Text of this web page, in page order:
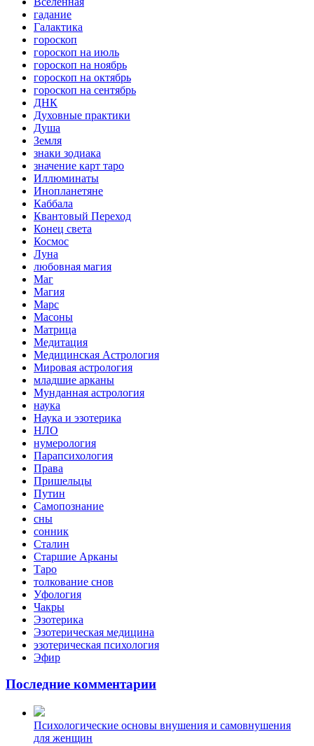
гадание
Галактика
гороскоп
гороскоп на июль
гороскоп на ноябрь
гороскоп на октябрь
гороскоп на сентябрь
ДНК
Духовные практики
Душа
Земля
знаки зодиака
значение карт таро
Иллюминаты
Инопланетяне
Каббала
Квантовый Переход
Конец света
Космос
Луна
любовная магия
Маг
Магия
Марс
Масоны
Матрица
Медитация
Медицинская Астрология
Мировая астрология
младшие арканы
Мунданная астрология
наука
Наука и эзотерика
НЛО
нумерология
Парапсихология
Права
Пришельцы
Путин
Самопознание
сны
сонник
Сталин
Старшие Арканы
Таро
толкование снов
Уфология
Чакры
Эзотерика
Эзотерическая медицина
эзотерическая психология
Эфир
Последние комментарии
Психологические основы внушения и самовнушения
для женщин